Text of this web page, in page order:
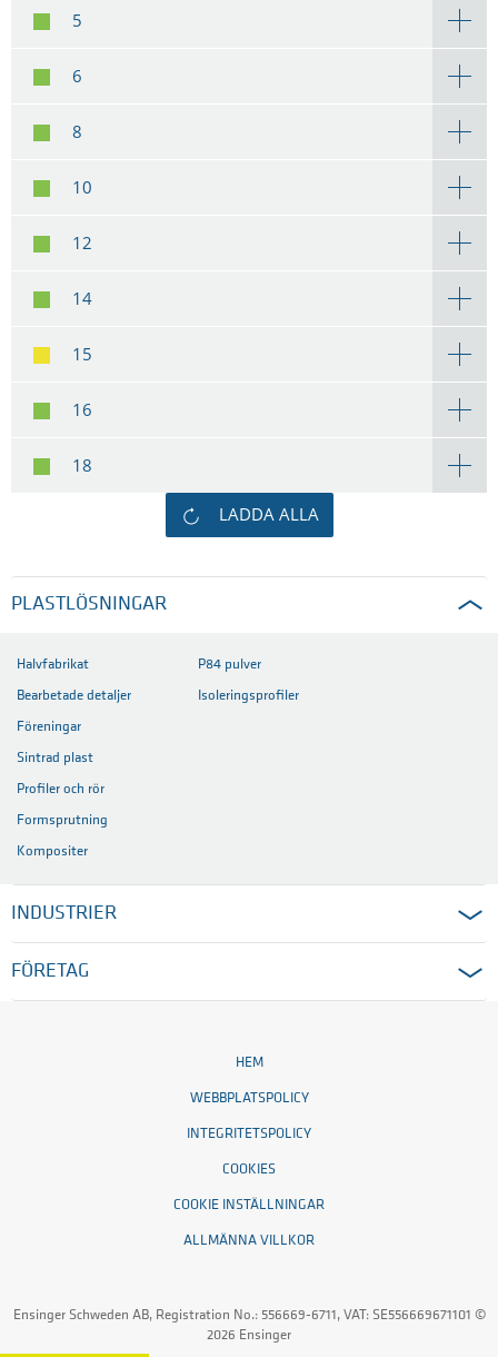
5
6
8
10
12
14
15
16
18
LADDA ALLA
PLASTLÖSNINGAR
Halvfabrikat
Bearbetade detaljer
Föreningar
Sintrad plast
Profiler och rör
Formsprutning
Kompositer
P84 pulver
Isoleringsprofiler
INDUSTRIER
FÖRETAG
HEM
WEBBPLATSPOLICY
INTEGRITETSPOLICY
COOKIES
COOKIE INSTÄLLNINGAR
ALLMÄNNA VILLKOR
Ensinger Schweden AB, Registration No.: 556669-6711, VAT: SE556669671101 ©
2026 Ensinger